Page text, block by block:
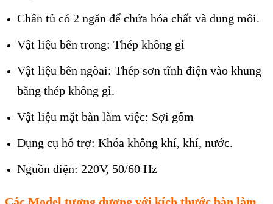
Chân tủ có 2 ngăn để chứa hóa chất và dung môi.
Vật liệu bên trong: Thép không gỉ
Vật liệu bên ngòai: Thép sơn tĩnh điện vào khung
bằng thép không gỉ.
Vật liệu mặt bàn làm việc: Sợi gốm
Dụng cụ hỗ trợ: Khóa không khí, khí, nước.
Nguồn điện: 220V, 50/60 Hz